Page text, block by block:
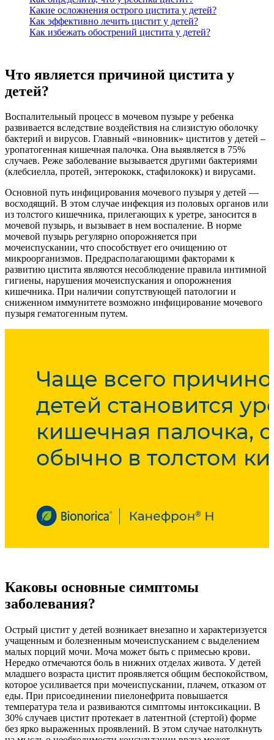
Какие осложнения острого цистита у детей?
Как эффективно лечить цистит у детей?
Как избежать обострений цистита у детей?
Что является причиной цистита у
детей?
Воспалительный процесс в мочевом пузыре у ребенка
развивается вследствие воздействия на слизистую оболочку
бактерий и вирусов. Главный «виновник» циститов у детей –
уропатогенная кишечная палочка. Она выявляется в 75%
случаев. Реже заболевание вызывается другими бактериями
(клебсиелла, протей, энтерококк, стафилококк) и вирусами.
Основной путь инфицирования мочевого пузыря у детей —
восходящий. В этом случае инфекция из половых органов или
из толстого кишечника, прилегающих к уретре, заносится в
мочевой пузырь, и вызывает в нем воспаление. В норме
мочевой пузырь регулярно опорожняется при
мочеиспускании, что способствует его очищению от
микроорганизмов. Предрасполагающими факторами к
развитию цистита являются несоблюдение правила интимной
гигиены, нарушения мочеиспускания и опорожнения
кишечника. При наличии сопутствующей патологии и
сниженном иммунитете возможно инфицирование мочевого
пузыря гематогенным путем.
Каковы основные симптомы
заболевания?
Острый цистит у детей возникает внезапно и характеризуется
учащенным и болезненным мочеиспусканием с выделением
малых порций мочи. Моча может быть с примесью крови.
Нередко отмечаются боль в нижних отделах живота. У детей
младшего возраста цистит проявляется общим беспокойством,
которое усиливается при мочеиспускании, плачем, отказом от
еды. При присоединении пиелонефрита повышается
температура тела и развиваются симптомы интоксикации. В
30% случаев цистит протекает в латентной (стертой) форме
без ярко выраженных проявлений. В этом случае натолкнуть